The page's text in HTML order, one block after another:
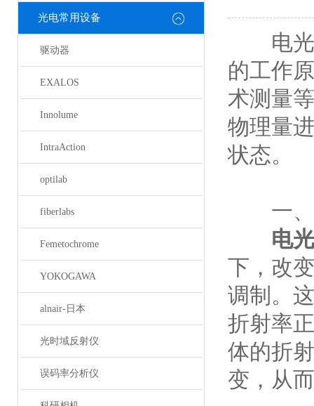
光电常用设备
驱动器
EXALOS
Innolume
IntraAction
optilab
fiberlabs
Femetochrome
YOKOGAWA
alnair-日本
光时域反射仪
误码率分析仪
电光
的工作
术测量
物理量
状态。
一、
电
下，改
调制。
折射率
体的折
变，从